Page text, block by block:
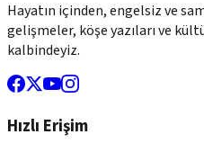
Hayatın içinden, engelsiz ve
gelişmeler, köşe yazıları ve
kalbindeyiz.
Hızlı Erişim